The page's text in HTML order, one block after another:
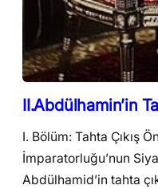
II.Abdülhamin’in
I. Bölüm: Tahta Çıkış
İmparatorluğu’nun
Abdülhamid’in tahta